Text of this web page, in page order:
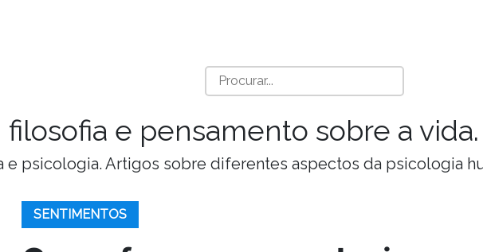
filosofia e pensamento sobre a vida.
e psicologia. Artigos sobre diferentes aspectos da psicologia
SENTIMENTOS